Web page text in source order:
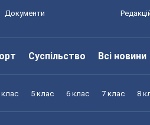
Документи
Суспільство Всі новини
клас 5 клас 6 клас 7 клас 8